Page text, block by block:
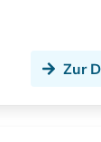
Zur